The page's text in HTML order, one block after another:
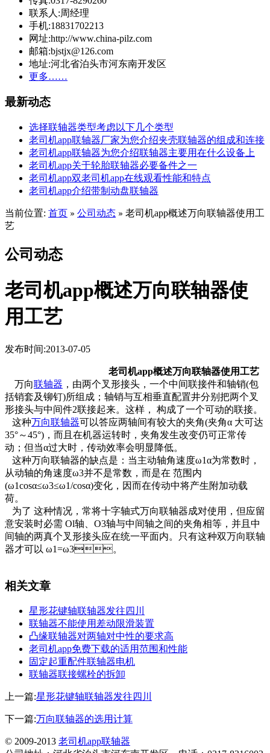
联系人:周经理
手机:18831702213
网址:http://www.china-pilz.com
邮箱:bjstjx@126.com
地址:河北省泊头市河东南开发区
更多……
最新动态
选择联轴器类型考虑以下几个类型
老司机app联轴器厂家为您介绍夹壳联轴器的组成和连接
老司机app联轴器为您介绍联轴器主要用在什么设备上
老司机app关于轮胎联轴器必要备件之一
老司机app双老司机app在线观看性能和特点
老司机app介绍带制动盘联轴器
当前位置: 首页 » 公司动态 » 老司机app概述万向联轴器使用工
艺
公司动态
老司机app概述万向联轴器使
用工艺
发布时间:2013-07-05
老司机app概述万向联轴器使用工艺
万向联轴器 ，由两个叉形接头，一个中间联接件和轴销(包
括销套及铆钉)所组成；轴销与互相垂直配置井分别把两个叉
形接头与中间件2联接起来。这样， 构成了一个可动的联接。
这种万向联轴器可以答应两轴间有较大的夹角(夹角α 大可达
35°～45°)，而且在机器运转时，夹角发生改变仍可正常传
动；但当α过大时，传动效率会明显降低。
这种万向联轴器的缺点是：当主动轴角速度ω1α为常数时，
从动轴的角速度ω3并不是常数，而是在 范围内
(ω1cosα≤ω3≤ω1/cosα)变化，因而在传动中将产生附加动载
荷。
为了 这种情况，常将十字轴式万向联轴器成对使用，但应留
意安装时必需 Ol轴、O3轴与中间轴之间的夹角相等，并且中
间轴的两真个叉形接头应在统一平面内。只有这种双万向联轴
器才可以 ω1=ω3。
相关文章
星形花键轴联轴器发往四川
联轴器不能使用差动限滑装置
凸缘联轴器对两轴对中性的要求高
老司机app免费下载的适用范围和性能
固定起重配件联轴器电机
联轴器联接螺栓的拆卸
上一篇:星形花键轴联轴器发往四川
下一篇:万向联轴器的选用计算
© 2009-2013 老司机app联轴器